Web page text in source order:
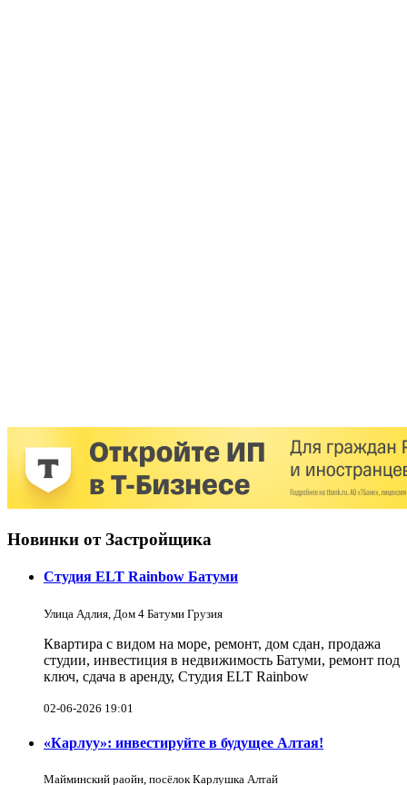
Новинки от Застройщика
Студия ELT Rainbow Батуми
Улица Адлия, Дом 4 Батуми Грузия
Квартира с видом на море, ремонт, дом сдан, продажа
студии, инвестиция в недвижимость Батуми, ремонт под
ключ, сдача в аренду, Студия ELT Rainbow
02-06-2026 19:01
«Карлуу»: инвестируйте в будущее Алтая!
Майминский раойн, посёлок Карлушка Алтай